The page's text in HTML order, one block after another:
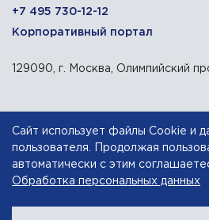
+7 495 730-12-12
Корпоративный портал
129090, г. Москва, Олимпийский
АО «Русхимсеть» — дистрибьютор
Разработка сайта — компания
Сайт использует файлы Cookie и
пользователя. Продолжая
автоматически с этим
Обработка персональных данных